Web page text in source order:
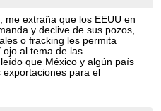
me extraña que los EEUU en
y declive de sus pozos,
o fracking les permita
ojo al tema de las
que México y algún país
para el